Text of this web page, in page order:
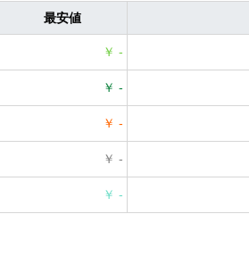
最安値
￥ -
￥ -
￥ -
￥ -
￥ -